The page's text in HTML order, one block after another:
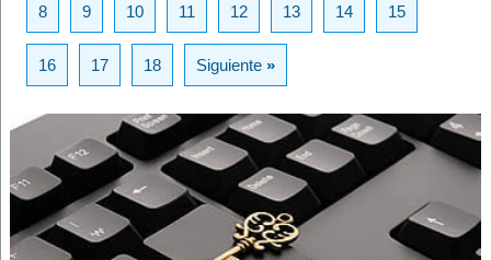
8 9 10 11 12 13 14 15
16 17 18 Siguiente»